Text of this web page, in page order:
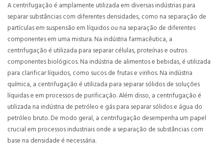
A centrifugação é amplamente utilizada em diversas indústrias para
separar substâncias com diferentes densidades, como na separação de
partículas em suspensão em líquidos ou na separação de diferentes
componentes em uma mistura. Na indústria farmacêutica, a
centrifugação é utilizada para separar células, proteínas e outros
componentes biológicos. Na indústria de alimentos e bebidas, é utilizada
para clarificar líquidos, como sucos de frutas e vinhos. Na indústria
química, a centrifugação é utilizada para separar sólidos de soluções
líquidas e em processos de purificação. Além disso, a centrifugação é
utilizada na indústria de petróleo e gás para separar sólidos e água do
petróleo bruto. De modo geral, a centrifugação desempenha um papel
crucial em processos industriais onde a separação de substâncias com
base na densidade é necessária.